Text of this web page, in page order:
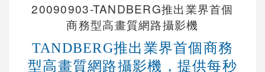
20090903-TANDBERG推出業界首個
商務型高畫質網路攝影機
TANDBERG推出業界首個商務
型高畫質網路攝影機，提供每秒